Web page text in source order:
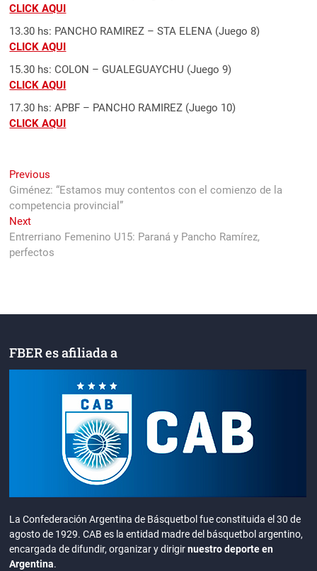
CLICK AQUI
13.30 hs: PANCHO RAMIREZ – STA ELENA (Juego 8)
CLICK AQUI
15.30 hs: COLON – GUALEGUAYCHU (Juego 9)
CLICK AQUI
17.30 hs: APBF – PANCHO RAMIREZ (Juego 10)
CLICK AQUI
Navegación
de
entradas
Previous
post:
Giménez: “Estamos muy contentos con el comienzo de la
competencia provincial”
NextNext
post:
Entrerriano Femenino U15: Paraná y Pancho Ramírez,
perfectos
FBER es afiliada a
La Confederación Argentina de Básquetbol fue constituida el 30 de
agosto de 1929. CAB es la entidad madre del básquetbol argentino,
encargada de difundir, organizar y dirigirnuestro deporte en
Argentina.